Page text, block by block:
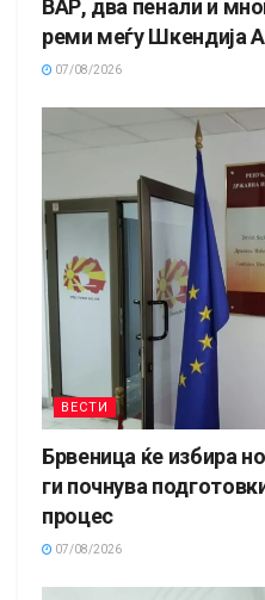
ВАР, два пенали и
реми меѓу Шкендија
07/08/2026
ВЕСТИ
Брвеница ќе избира
ги почнува
процес
07/08/2026